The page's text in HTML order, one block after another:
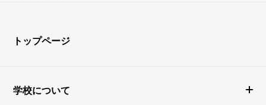
トップページ
学校について